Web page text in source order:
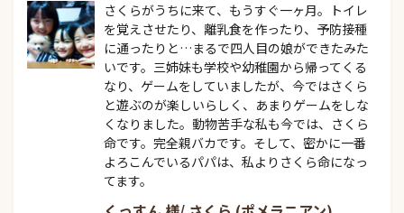
さくらがうちに来て、もうすぐ一ヶ月。トイレ
を覚えさせたり、離乳食を作ったり、予防接種
に通ったりと…まるで四人目の娘ができたみた
いです。三姉妹も学校や幼稚園から帰ってくる
なり、ゲームをしていましたが、今ではさくら
と遊ぶのが楽しいらしく、あまりゲームをしな
くなりました。動物苦手な私も今では、さくら
命です。完全親バカです。そして、密かに一番
よろこんでいるパパは、私よりさくら命になっ
てます。